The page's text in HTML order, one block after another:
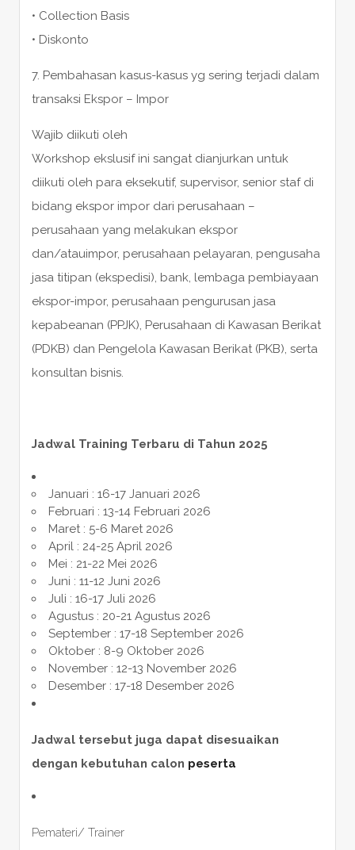
• Collection Basis
• Diskonto
7. Pembahasan kasus-kasus yg sering terjadi dalam
transaksi Ekspor – Impor
Wajib diikuti oleh
Workshop ekslusif ini sangat dianjurkan untuk
diikuti oleh para eksekutif, supervisor, senior staf di
bidang ekspor impor dari perusahaan –
perusahaan yang melakukan ekspor
dan/atauimpor, perusahaan pelayaran, pengusaha
jasa titipan (ekspedisi), bank, lembaga pembiayaan
ekspor-impor, perusahaan pengurusan jasa
kepabeanan (PPJK), Perusahaan di Kawasan Berikat
(PDKB) dan Pengelola Kawasan Berikat (PKB), serta
konsultan bisnis.
Jadwal Training Terbaru di Tahun 2025
Januari : 16-17 Januari 2026
Februari : 13-14 Februari 2026
Maret : 5-6 Maret 2026
April : 24-25 April 2026
Mei : 21-22 Mei 2026
Juni : 11-12 Juni 2026
Juli : 16-17 Juli 2026
Agustus : 20-21 Agustus 2026
September : 17-18 September 2026
Oktober : 8-9 Oktober 2026
November : 12-13 November 2026
Desember : 17-18 Desember 2026
Jadwal tersebut juga dapat disesuaikan
dengan kebutuhan calon peserta
Pemateri/ Trainer